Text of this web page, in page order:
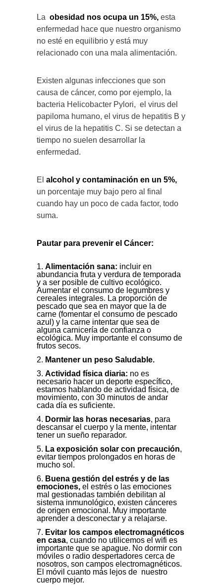
La obesidad nos ocupa un 15%, esta
enfermedad hace que nuestro organismo
no esté en equilibrio y está muy
relacionado con una mala alimentación.
Existen algunas infecciones que son
causa de cáncer, como por ejemplo, la
bacteria Helicobacter Pylori, el virus del
papiloma humano, el virus de hepatitis B y
el virus de la hepatitis C. Si se detectan a
tiempo no suelen desarrollar la
enfermedad.
El alcohol y contaminación en un 5%,
un porcentaje muy bajo pero al final
cuando hay un poco de cada factor, todo
suma.
Pautar para prevenir el Cáncer:
Alimentación sana: incluir en
abundancia fruta y verdura de temporada
y a ser posible de cultivo ecológico.
Aumentar el consumo de legumbres y
cereales integrales. La proporción de
pescado que sea en mayor que la de
carne (fomentar el consumo de pescado
azul) y la carne intentar que sea de
alguna carnicería de confianza o
ecológica. Muy importante el consumo de
frutos secos.
Mantener un peso Saludable.
Actividad física diaria: no es
necesario hacer un deporte específico,
estamos hablando de actividad física, de
movimiento, con 30 minutos de andar
cada día es suficiente.
Dormir las horas necesarias, para
descansar el cuerpo y la mente, intentar
tener un sueño reparador.
La exposición solar con precaución,
evitar tiempos prolongados en horas de
mucho sol.
Buena gestión del estrés y de las
emociones, el estrés o las emociones
mal gestionadas también debilitan al
sistema inmunológico, existen cánceres
de origen emocional. Muy importante
aprender a desconectar y a relajarse.
Evitar los campos electromagnéticos
en casa, cuando no utilicemos el wifi es
importante que se apague. No dormir con
móviles o radio despertadores cerca de
nosotros, son campos electromagnéticos.
El móvil cuanto más lejos de nuestro
cuerpo mejor.